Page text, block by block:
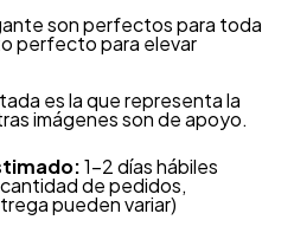
son perfectos para toda
perfecto para elevar
es la que representa la
imágenes son de apoyo.
1-2 días hábiles
de pedidos,
pueden variar)